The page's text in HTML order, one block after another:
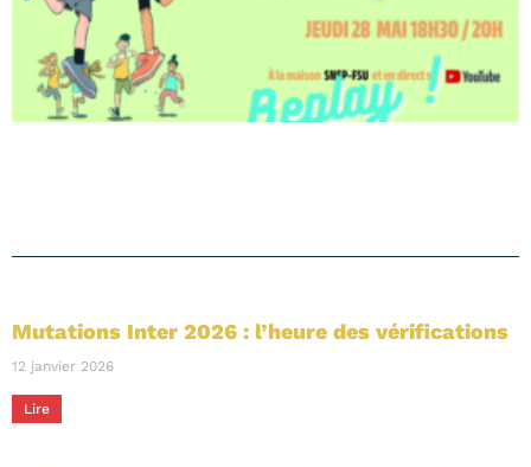
Mutations Inter 2026 : l’heure des vérifications
12 janvier 2026
Lire